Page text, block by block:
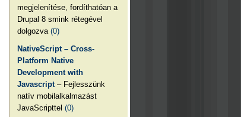
megjelenítése, fordíthatóan a
Drupal 8 smink rétegével
dolgozva(0)
NativeScript – Cross-
Platform Native
Development with
Javascript – Fejlesszünk
natív mobilalkalmazást
JavaScripttel(0)